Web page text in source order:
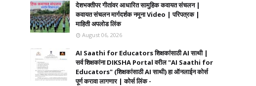
देशभक्तीपर गीतांवर आधारित सामुहिक कवायत संचलन |
कवायत संचलन मार्गदर्शक नमूना Video | परिपत्रक |
माहिती अपलोड लिंक
August 06, 2026
AI Saathi for Educators शिक्षकांसाठी AI साथी |
सर्व शिक्षकांना DIKSHA Portal वरील "AI Saathi for
Educators" (शिक्षकांसाठी AI साथी) हा ऑनलाईन कोर्स
पूर्ण करावा लागणार | कोर्स लिंक -